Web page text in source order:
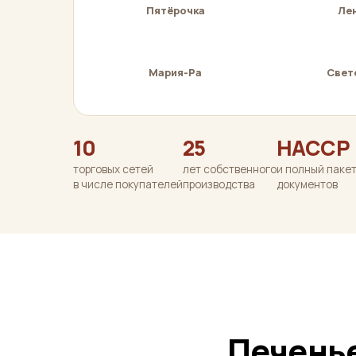
Пятёрочка
Мария-Ра
10
торговых сетей
в числе покупателей
25
лет собственного
производства
HACCP
и полный пакет
документов